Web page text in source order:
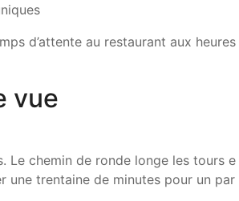
d’attente au restaurant aux heures
vue
Le chemin de ronde longe les tours e
une trentaine de minutes pour un par